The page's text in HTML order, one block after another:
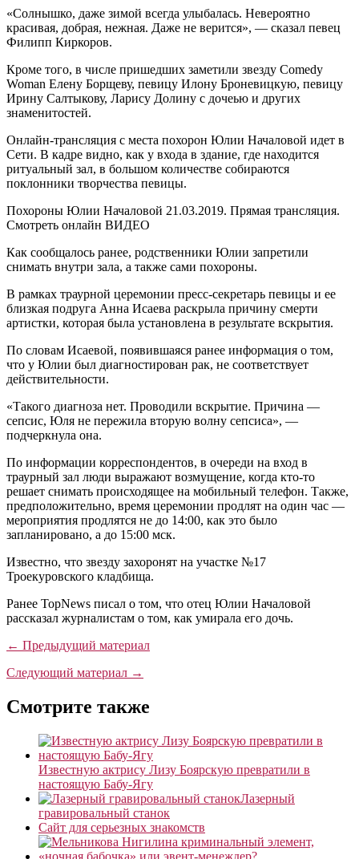
«Солнышко, даже зимой всегда улыбалась. Невероятно
красивая, добрая, нежная. Даже не верится», — сказал певец
Филипп Киркоров.
Кроме того, в числе пришедших заметили звезду Comedy
Woman Елену Борщеву, певицу Илону Броневицкую, певицу
Ирину Салтыкову, Ларису Долину с дочеью и других
знаменитостей.
Онлайн-трансляция с места похорон Юлии Началовой идет в
Сети. В кадре видно, как у входа в здание, где находится
ритуальный зал, в большом количестве собираются
поклонники творчества певицы.
Похороны Юлии Началовой 21.03.2019. Прямая трансляция.
Смотреть онлайн ВИДЕО
Как сообщалось ранее, родственники Юлии запретили
снимать внутри зала, а также сами похороны.
В рамках траурной церемонии пресс-секретарь певицы и ее
близкая подруга Анна Исаева раскрыла причину смерти
артистки, которая была установлена в результате вскрытия.
По словам Исаевой, появившаяся ранее информация о том,
что у Юлии был диагностирован рак, не соответствует
действительности.
«Такого диагноза нет. Проводили вскрытие. Причина —
сепсис, Юля не пережила вторую волну сепсиса», —
подчеркнула она.
По информации корреспондентов, в очереди на вход в
траурный зал люди выражают возмущение, когда кто-то
решает снимать происходящее на мобильный телефон. Также,
предположительно, время церемонии продлят на один час —
мероприятия продлятся не до 14:00, как это было
запланировано, а до 15:00 мск.
Известно, что звезду захоронят на участке №17
Троекуровского кладбища.
Ранее TopNews писал о том, что отец Юлии Началовой
рассказал журналистам о том, как умирала его дочь.
← Предыдущий материал
Следующий материал →
Смотрите также
Известную актрису Лизу Боярскую превратили в
настоящую Бабу-Ягу
Лазерный
гравировальный станок
Сайт для серьезных знакомств